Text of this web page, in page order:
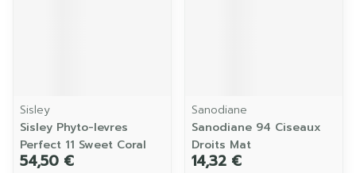
Sisley
Sisley Phyto-levres
Perfect 11 Sweet Coral
54,50 €
Sanodiane
Sanodiane 94 Ciseaux
Droits Mat
14,32 €